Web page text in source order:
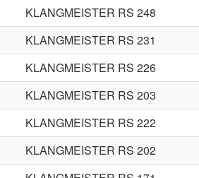
KLANGMEISTER RS 248
KLANGMEISTER RS 231
KLANGMEISTER RS 226
KLANGMEISTER RS 203
KLANGMEISTER RS 222
KLANGMEISTER RS 202